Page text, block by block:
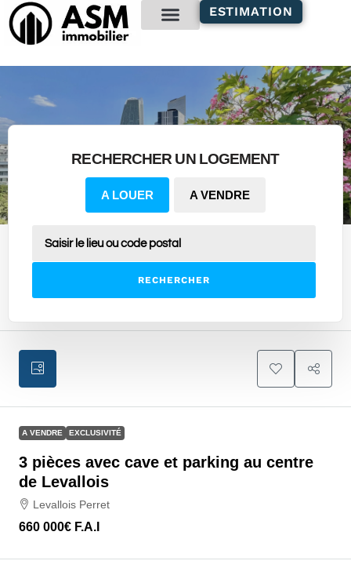
principal
ESTIMATION
RECHERCHER UN LOGEMENT
A LOUER A VENDRE
RECHERCHER
A VENDRE EXCLUSIVITÉ
3 pièces avec cave et parking au centre
de Levallois
Levallois Perret
660 000€ F.A.I